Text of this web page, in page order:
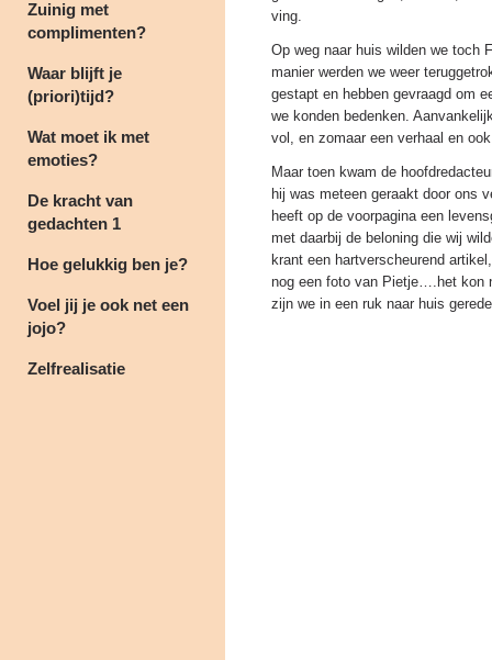
Zuinig met
complimenten?
Waar blijft je
(priori)tijd?
Wat moet ik met
emoties?
De kracht van
gedachten 1
Hoe gelukkig ben je?
Voel jij je ook net een
jojo?
Zelfrealisatie
ving.
Op weg naar huis wilden we toch
manier werden we weer
gestapt en hebben gevraagd om
we konden bedenken.
vol, en zomaar een verhaal en
Maar toen kwam de
hij was meteen geraakt door ons
heeft op de voorpagina een
met daarbij de beloning die wij
krant een hartverscheurend
nog een foto van Pietje….het kon
zijn we in een ruk naar huis